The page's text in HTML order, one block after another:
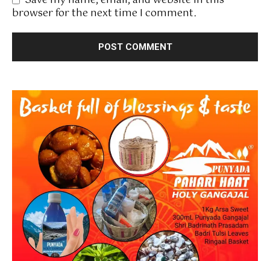
browser for the next time I comment.